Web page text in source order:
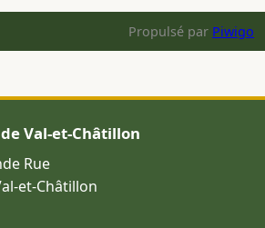
Propulsé par Piwigo
Val-et-Châtillon
Rue
et-Châtillon